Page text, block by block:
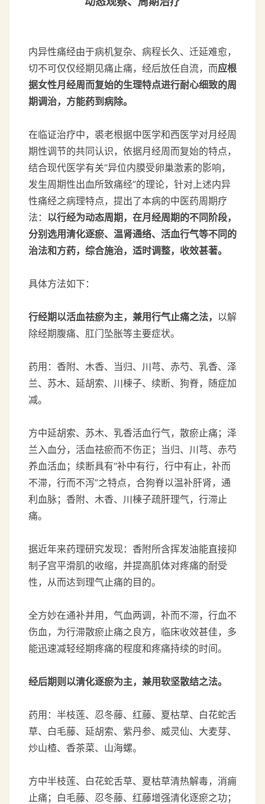
内异性痛经由于病机复杂、病程长久、迁延难愈，
切不可仅仅经期见痛止痛，经后放任自流，而应根
据女性月经周而复始的生理特点进行耐心细致的周
期调治，方能药到病除。
在临证治疗中，裘老根据中医学和西医学对月经周
期性调节的共同认识，依据月经周而复始的特点，
结合现代医学有关“异位内膜受卵巢激素的影响，
发生周期性出血所致痛经”的理论，针对上述内异
性痛经之病理特点，提出了本病的中医药周期疗
法： 以行经为动态周期，在月经周期的不同阶段，
分别选用清化逐瘀、温肾通络、活血行气等不同的
治法和方药，综合施治，适时调整，收效甚著。
具体方法如下：
行经期以活血祛瘀为主，兼用行气止痛之法， 以解
除经期腹痛、肛门坠胀等主要症状。
药用：香附、木香、当归、川芎、赤芍、乳香、泽
兰、苏木、延胡索、川楝子、续断、狗脊，随症加
减。
方中延胡索、苏木、乳香活血行气，散瘀止痛；泽
兰入血分，活血祛瘀而不伤正；当归、川芎、赤芍
养血活血；续断具有“补中有行，行中有止，补而
不滞，行而不泻”之特点，合狗脊以温补肝肾，通
利血脉；香附、木香、川棟子疏肝理气，行滞止
痛。
据近年来药理研究发现：香附所含挥发油能直接抑
制子宫平滑肌的收缩，并提高肌体对疼痛的耐受
性，从而达到理气止痛的目的。
全方妙在通补并用，气血两调，补而不滞，行血不
伤血，为行滞散瘀止痛之良方，临床收效甚佳，多
能迅速减轻经期疼痛的程度和疼痛持续的时间。
经后期则以清化逐瘀为主，兼用软坚散结之法。
药用：半枝莲、忍冬藤、红藤、夏枯草、白花蛇舌
草、白毛藤、延胡索、紫丹参、威灵仙、大麦芽、
炒山楂、香茶菜、山海螺。
方中半枝莲、白花蛇舌草、夏枯草清热解毒，消痈
止痛；白毛藤、忍冬藤、红藤增强清化逐瘀之功；